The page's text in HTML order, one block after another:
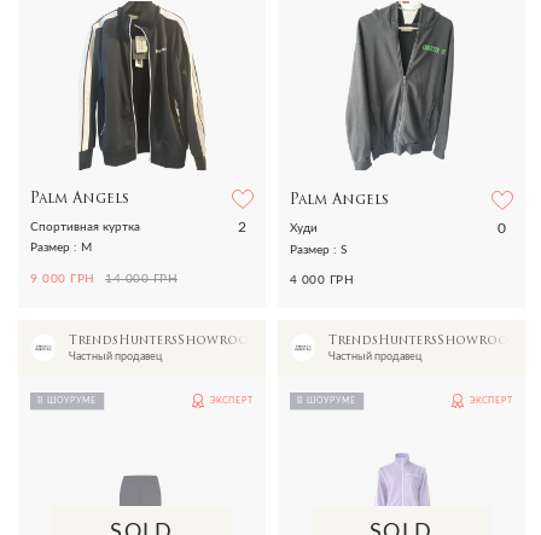
Palm Angels
2
Спортивная куртка
Размер : M
9 000 ГРН 14 000 ГРН
Palm Angels
0
Худи
Размер : S
4 000 ГРН
TrendsHuntersShowroom
Частный продавец
В ШОУРУМЕ ЭКСПЕРТ
TrendsHuntersShowroom
Частный продавец
В ШОУРУМЕ ЭКСПЕРТ